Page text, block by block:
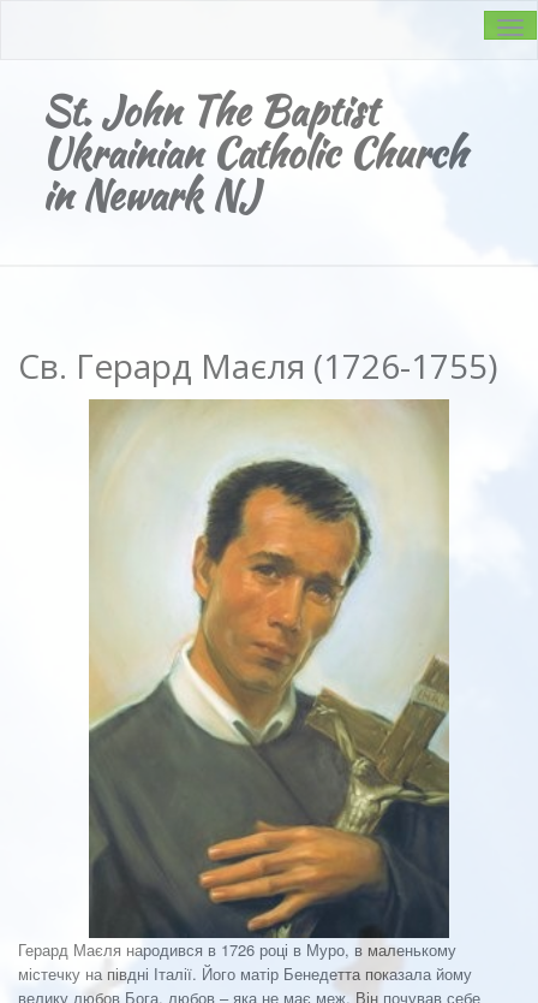
St. John The Baptist
Ukrainian Catholic Church
in Newark NJ
Св. Герард Маєля (1726-1755)
Герард Маєля народився в 1726 році в Муро, в маленькому
містечку на півдні Італії. Його матір Бенедетта показала йому
велику любов Бога, любов – яка не має меж. Він почував себе